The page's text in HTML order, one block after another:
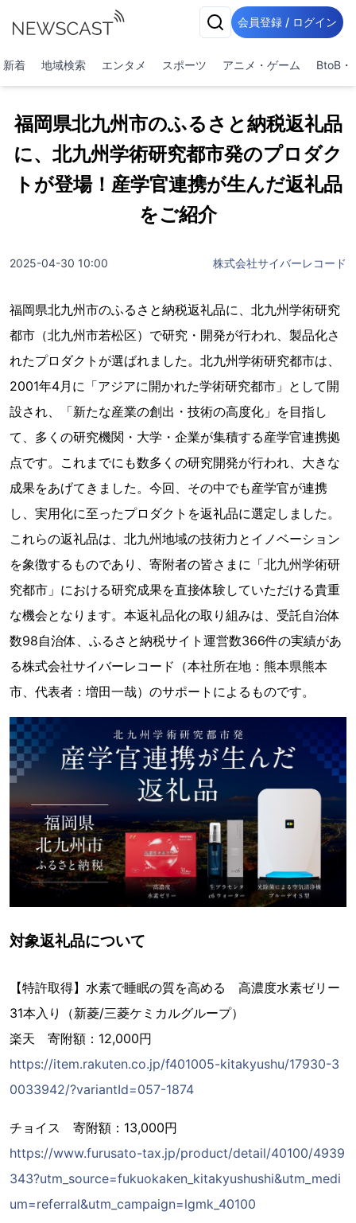
会員登録 / ログイン
新着 地域検索 エンタメ スポーツ アニメ・ゲーム BtoB・
福岡県北九州市のふるさと納税返礼品
に、北九州学術研究都市発のプロダク
トが登場！産学官連携が生んだ返礼品
をご紹介
2025-04-30 10:00 株式会社サイバーレコード
福岡県北九州市のふるさと納税返礼品に、北九州学術研究
都市（北九州市若松区）で研究・開発が行われ、製品化さ
れたプロダクトが選ばれました。北九州学術研究都市は、
2001年4月に「アジアに開かれた学術研究都市」として開
設され、「新たな産業の創出・技術の高度化」を目指し
て、多くの研究機関・大学・企業が集積する産学官連携拠
点です。これまでにも数多くの研究開発が行われ、大きな
成果をあげてきました。今回、その中でも産学官が連携
し、実用化に至ったプロダクトを返礼品に選定しました。
これらの返礼品は、北九州地域の技術力とイノベーション
を象徴するものであり、寄附者の皆さまに「北九州学術研
究都市」における研究成果を直接体験していただける貴重
な機会となります。本返礼品化の取り組みは、受託自治体
数98自治体、ふるさと納税サイト運営数366件の実績があ
る株式会社サイバーレコード（本社所在地：熊本県熊本
市、代表者：増田一哉）のサポートによるものです。
対象返礼品について
【特許取得】水素で睡眠の質を高める 高濃度水素ゼリー
31本入り（新菱/三菱ケミカルグループ）
楽天 寄附額：12,000円
https://item.rakuten.co.jp/f401005-kitakyushu/17930-3
0033942/?variantId=057-1874
チョイス 寄附額：13,000円
https://www.furusato-tax.jp/product/detail/40100/4939
343?utm_source=fukuokaken_kitakyushushi&utm_medi
um=referral&utm_campaign=lgmk_40100